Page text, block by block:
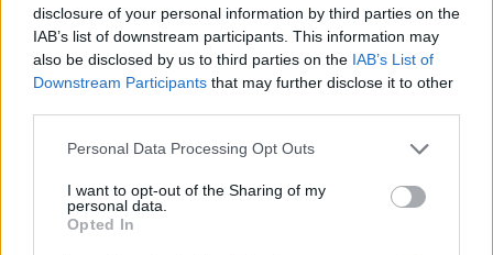
disclosure of your personal information by third parties on the
IAB’s list of downstream participants. This information may
also be disclosed by us to third parties on the IAB’s List of
Downstream Participants that may further disclose it to other
Personal Data Processing Opt Outs
I want to opt-out of the Sharing of my
personal data.
Opted In